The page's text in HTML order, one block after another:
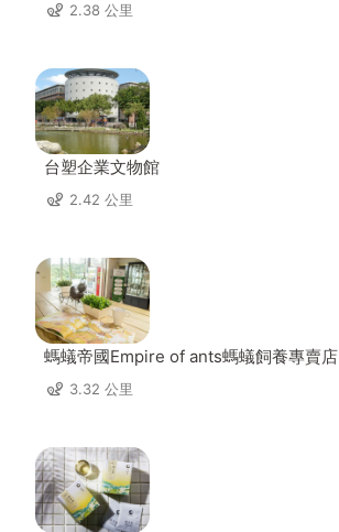
2.38 公里
台塑企業文物館
2.42 公里
螞蟻帝國Empire of ants螞蟻飼養專賣店
3.32 公里